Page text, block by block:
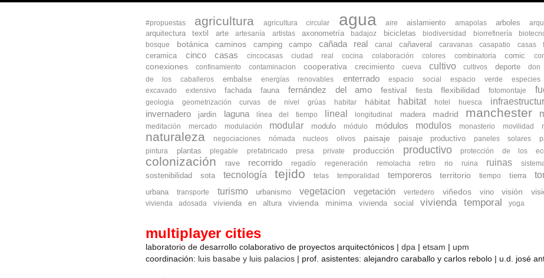
#propuestas agricultura agricultura circular agua aire aislamiento amapolas arboles
arquitectura textil arte artesanía artistas axonometría badajoz bicicletas biodiversidad biorrefinería
bosque botánica caminos camping campo cañada real canal cañaveral caravanas casapatio casas
ceramica cinco casas cincocasas ciudad real cocina colaboración colores combinatoria comic
conexiones confinamiento contaminacion cooperativa crecimiento cueva cultivo cultivos deporte don
de los caballeros
embalse energías renovables enterrado espacio social espacio verde especies
excavado extensivo fachada fauna fernández del amo festival fiesta flexibilidad fotomontaje
geologia geometrización curvas de nivel grúas habitar hábitat habitat hotel huesca
invernadero jardin laguna línea del tiempo lineal longitudinal madera madrid manchester
meditación mercado modulación modular modulo módulo módulos modulos monasterio movilidad
naturaleza negociaciones nómada nucleos olivos paisaje paisaje productivo paneles solares
pintura plantas plegable prefabricado presa private producción productivo protección de los
colonización
rave recorrido regadío regeneración remolacha retiro rio ruina ruinas
sostenibilidad sota tecnología tejido telas temporalidad temporeros territorio tiempo tierra
urbana
transporte turismo urbanismo vegetacion vegetación vertedero viñedos vino visión
vivienda adosada vivienda en altura vivienda minima vivienda social vivienda temporal yoga
multiplayer cities
laboratorio de desarrollo colaborativo de proyectos arquitectónicos | dpa | etsam | upm
coordinación: luis basabe y luis palacios | prof. asistentes: alejandro caraballo y carlos rebolo | u.d. josé